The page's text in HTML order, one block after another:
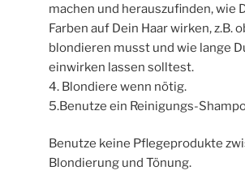
machen und herauszufinden, wie
Farben auf Dein Haar wirken, z.B.
blondieren musst und wie lange
einwirken lassen solltest.
4. Blondiere wenn nötig.
5.Benutze ein Reinigungs-
Benutze keine Pflegeprodukte
Blondierung und Tönung.